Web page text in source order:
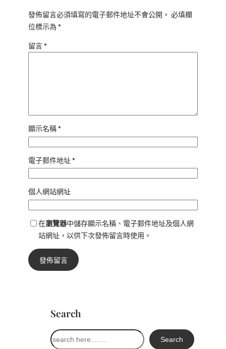
發佈留言必須填寫的電子郵件地址不會公開。 必填欄
位標示為*
留言*
顯示名稱*
電子郵件地址*
個人網站網址
在瀏覽器中儲存顯示名稱、電子郵件地址及個人網
站網址，以供下次發佈留言時使用。
Search
搜
尋
Search